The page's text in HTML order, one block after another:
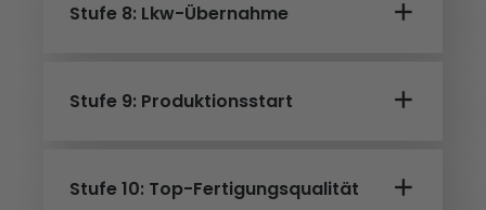
Stufe 8: Lkw-Übernahme
Stufe 9: Produktionsstart
Stufe 10: Top-Fertigungsqualität